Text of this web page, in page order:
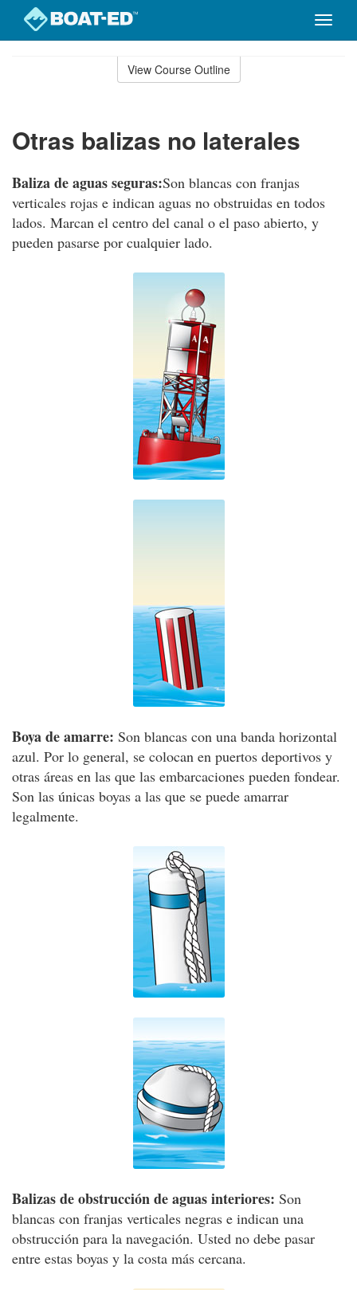
Toggle
View Course Outline
Otras balizas no laterales
Baliza de aguas seguras:Son blancas con franjas
verticales rojas e indican aguas no obstruidas en todos
lados. Marcan el centro del canal o el paso abierto, y
pueden pasarse por cualquier lado.
Boya de amarre: Son blancas con una banda horizontal
azul. Por lo general, se colocan en puertos deportivos y
otras áreas en las que las embarcaciones pueden fondear.
Son las únicas boyas a las que se puede amarrar
legalmente.
Balizas de obstrucción de aguas interiores: Son
blancas con franjas verticales negras e indican una
obstrucción para la navegación. Usted no debe pasar
entre estas boyas y la costa más cercana.